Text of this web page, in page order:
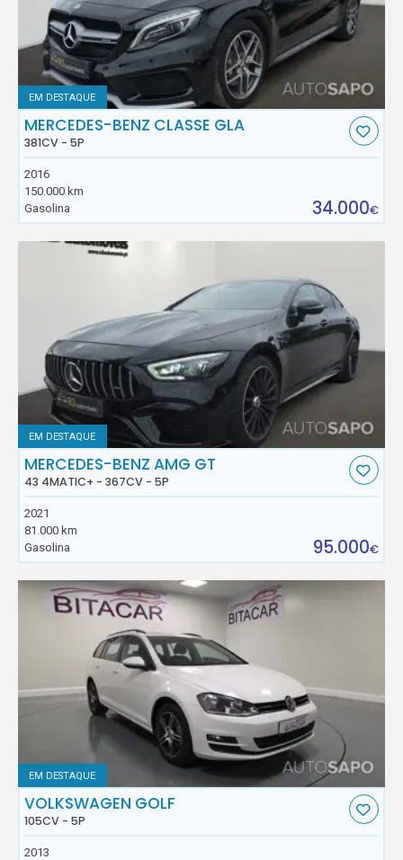
EM DESTAQUE
MERCEDES-BENZ CLASSE GLA
381CV - 5P
2016
150.000 km
Gasolina
34.000€
EM DESTAQUE
MERCEDES-BENZ AMG GT
43 4MATIC+ - 367CV - 5P
2021
81.000 km
Gasolina
95.000€
EM DESTAQUE
VOLKSWAGEN GOLF
105CV - 5P
2013